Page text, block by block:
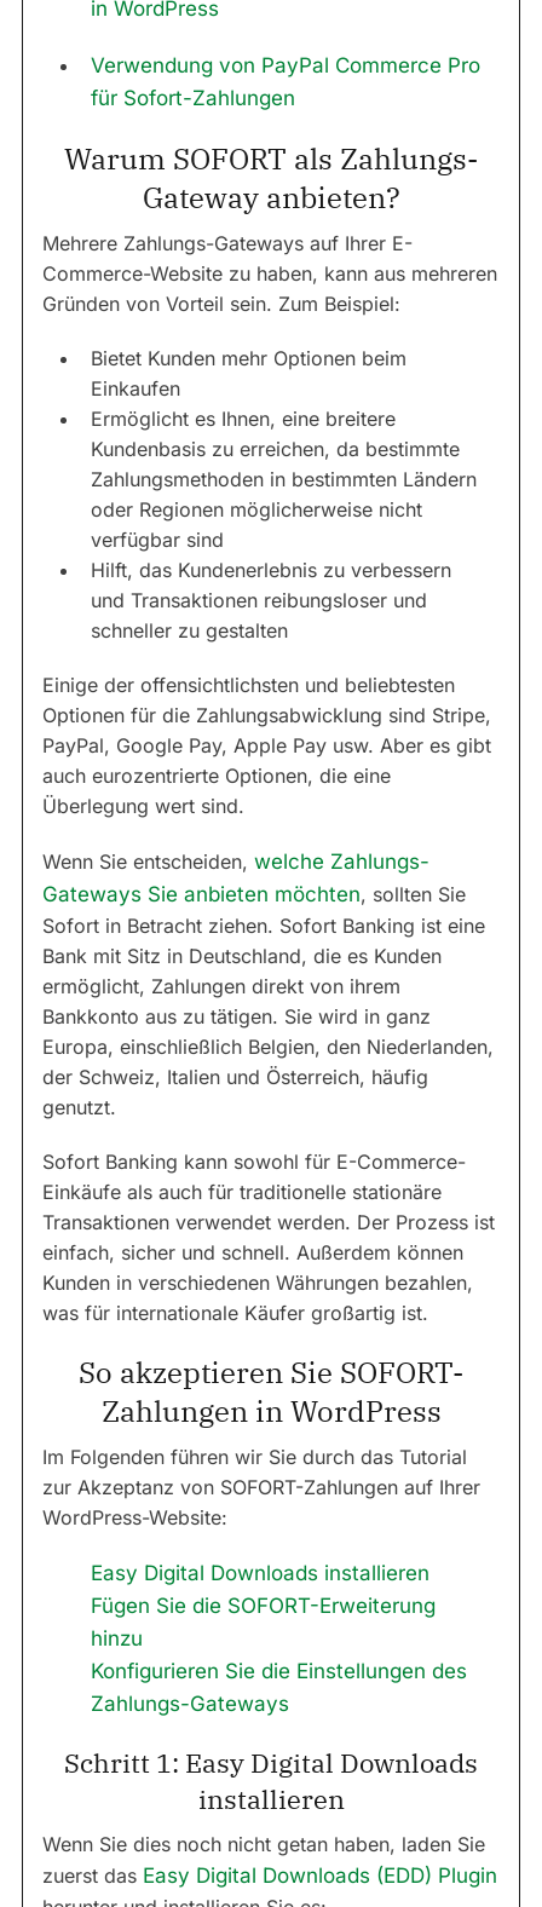
in WordPress
Verwendung von PayPal Commerce Pro
für Sofort-Zahlungen
Warum SOFORT als Zahlungs-
Gateway anbieten?
Mehrere Zahlungs-Gateways auf Ihrer E-
Commerce-Website zu haben, kann aus mehreren
Gründen von Vorteil sein. Zum Beispiel:
Bietet Kunden mehr Optionen beim
Einkaufen
Ermöglicht es Ihnen, eine breitere
Kundenbasis zu erreichen, da bestimmte
Zahlungsmethoden in bestimmten Ländern
oder Regionen möglicherweise nicht
verfügbar sind
Hilft, das Kundenerlebnis zu verbessern
und Transaktionen reibungsloser und
schneller zu gestalten
Einige der offensichtlichsten und beliebtesten
Optionen für die Zahlungsabwicklung sind Stripe,
PayPal, Google Pay, Apple Pay usw. Aber es gibt
auch eurozentrierte Optionen, die eine
Überlegung wert sind.
Wenn Sie entscheiden, welche Zahlungs-
Gateways Sie anbieten möchten, sollten Sie
Sofort in Betracht ziehen. Sofort Banking ist eine
Bank mit Sitz in Deutschland, die es Kunden
ermöglicht, Zahlungen direkt von ihrem
Bankkonto aus zu tätigen. Sie wird in ganz
Europa, einschließlich Belgien, den Niederlanden,
der Schweiz, Italien und Österreich, häufig
genutzt.
Sofort Banking kann sowohl für E-Commerce-
Einkäufe als auch für traditionelle stationäre
Transaktionen verwendet werden. Der Prozess ist
einfach, sicher und schnell. Außerdem können
Kunden in verschiedenen Währungen bezahlen,
was für internationale Käufer großartig ist.
So akzeptieren Sie SOFORT-
Zahlungen in WordPress
Im Folgenden führen wir Sie durch das Tutorial
zur Akzeptanz von SOFORT-Zahlungen auf Ihrer
WordPress-Website:
Easy Digital Downloads installieren
Fügen Sie die SOFORT-Erweiterung
hinzu
Konfigurieren Sie die Einstellungen des
Zahlungs-Gateways
Schritt 1: Easy Digital Downloads
installieren
Wenn Sie dies noch nicht getan haben, laden Sie
zuerst das Easy Digital Downloads (EDD) Plugin